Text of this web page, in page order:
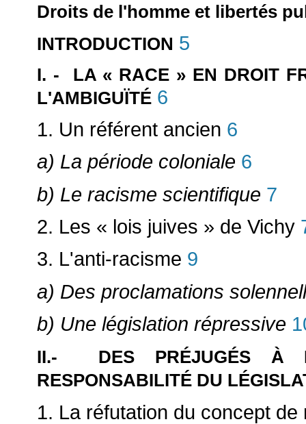
Droits de l'homme et libertés
INTRODUCTION 5
I. - LA « RACE » EN DROIT
L'AMBIGUÏTÉ 6
1. Un référent ancien 6
a) La période coloniale 6
b) Le racisme scientifique 7
2. Les « lois juives » de Vichy
3. L'anti-racisme 9
a) Des proclamations
b) Une législation répressive
II.-
DES PRÉJUGÉS À
RESPONSABILITÉ DU
1. La réfutation du concept